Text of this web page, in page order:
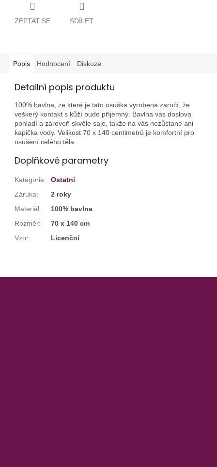
ZEPTAT SE SDÍLET
Popis Hodnocení Diskuze
Detailní popis produktu
100% bavlna, ze které je tato osuška vyrobena zaručí, že
veškerý kontakt s kůží bude příjemný. Bavlna vás doslova
pohladí a zároveň skvěle saje, takže na vás nezůstane ani
kapička vody. Velikost 70 x 140 centimetrů je komfortní pro
osušení celého těla .
Doplňkové parametry
Kategorie:
Ostatní
Záruka:
2 roky
Materiál:
100% bavlna
Rozměr:
70 x 140 cm
Vzor: Licenční